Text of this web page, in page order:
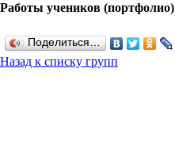
Работы учеников (портфолио)
Поделиться…
Назад к списку групп